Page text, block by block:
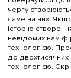
чергу
саме на них. Якщо
історію
невідомих нам
технологією.
до
технологією.